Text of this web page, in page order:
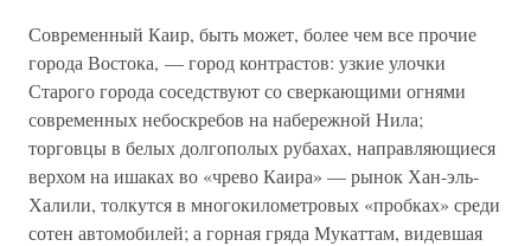
Современный Каир, быть может, более чем все прочие
города Востока, — город контрастов: узкие улочки
Старого города соседствуют со сверкающими огнями
современных небоскребов на набережной Нила;
торговцы в белых долгополых рубахах, направляющиеся
верхом на ишаках во «чрево Каира» — рынок Хан-эль-
Халили, толкутся в многокилометровых «пробках» среди
сотен автомобилей; а горная гряда Мукаттам, видевшая